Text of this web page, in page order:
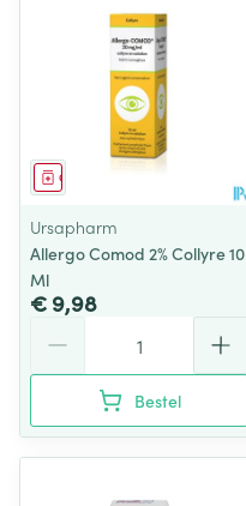
Geneesmiddel
Ursapharm
Allergo Comod 2% Collyre 10
Ml
€ 9,98
Bestel